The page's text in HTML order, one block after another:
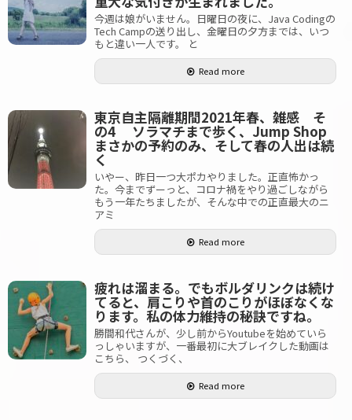
今週は娘がいません。日曜日の夜に、Java Codingの
Tech Campの送り出し、金曜日の夕方までは、いつ
もと違い一人です。 と
Read more
東京自主隔離期間2021年春、雑感 そ
の4 ソラマチまで歩く、Jump Shop
まさかの予約のみ、そして春の人出は続
く
いやー、昨日一つ大ポカやりました。正直怖かっ
た。今までずーっと、コロナ禍をやり過ごしながら
もう一年たちましたが、そんな中での正直最大のニ
アミ
Read more
疲れは溜まる。でもボルダリンクは続け
てると、肩こりや首のこりがほぼなくな
ります。私の体力維持の秘訣ですね。
勝間和代さんが、少し前からYoutubeを始めていら
っしゃいますが、一番最初に大ブレイクした動画は
こちら、 つくづく、
Read more